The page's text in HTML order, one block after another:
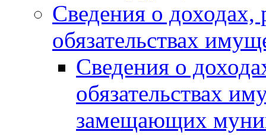
Сведения о доходах,
обязательствах
Сведения о
обязательствах
замещающих